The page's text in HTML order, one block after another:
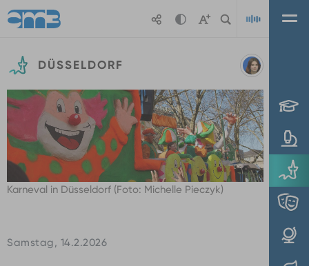
DÜSSELDORF
Karneval in Düsseldorf (Foto: Michelle Pieczyk)
Samstag, 14.2.2026